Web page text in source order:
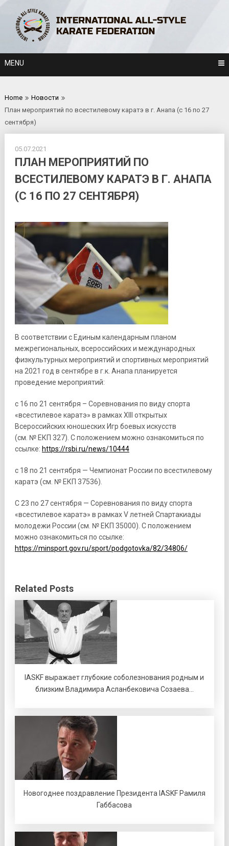
content
MENU
Home
Новости
План мероприятий по всестилевому каратэ в г. Анапа (с 16 по 27
сентября)
05.07.2021
ПЛАН МЕРОПРИЯТИЙ ПО
ВСЕСТИЛЕВОМУ КАРАТЭ В Г. АНАПА
(С 16 ПО 27 СЕНТЯБРЯ)
В соответствии с Единым календарным планом
межрегиональных, всероссийских и международных
физкультурных мероприятий и спортивных мероприятий
на 2021 год в сентябре в г.к. Анапа планируется
проведение мероприятий:
с 16 по 21 сентября – Соревнования по виду спорта
«всестилевое каратэ» в рамках XIII открытых
Всероссийских юношеских Игр боевых искусств
(см. № ЕКП 327). С положением можно ознакомиться по
ссылке: https://rsbi.ru/news/10444
с 18 по 21 сентября — Чемпионат России по всестилевому
каратэ (см. № ЕКП 37536).
С 23 по 27 сентября — Соревнования по виду спорта
«всестилевое каратэ» в рамках V летней Спартакиады
молодежи России (см. № ЕКП 35000). С положением
можно ознакомиться по ссылке:
https://minsport.gov.ru/sport/podgotovka/82/34806/
Related Posts
IASKF выражает глубокие соболезнования родным и
близким Владимира Асланбековича Созаева…
Новогоднее поздравление Президента IASKF Рамиля
Габбасова